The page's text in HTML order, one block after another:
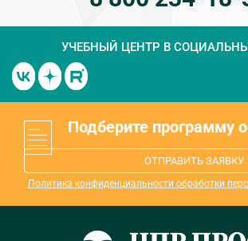
УЧЕБНЫЙ ЦЕНТР В
Подберите программу
ОТПРАВИТЬ ЗАЯВКУ
Политика конфиденциальности обработки